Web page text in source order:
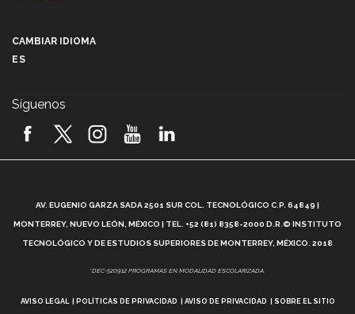
2026! (video)
¿Cómo es el Modelo Educativo Tec? (video)
Vida Tec: Feminismo e Inteligencia Artificial, Paola
CAMBIAR IDIOMA
ES
Síguenos
AV. EUGENIO GARZA SADA 2501 SUR COL. TECNOLÓGICO C.P. 64849 |
MONTERREY, NUEVO LEÓN, MÉXICO | TEL. +52 (81) 8358-2000 D.R.© INSTITUTO
TECNOLÓGICO Y DE ESTUDIOS SUPERIORES DE MONTERREY, MÉXICO. 2018
*DEC-520912 PROGRAMAS EN MODALIDAD ESCOLARIZADA.
AVISO LEGAL POLÍTICAS DE PRIVACIDAD AVISO DE PRIVACIDAD SOBRE EL SITIO